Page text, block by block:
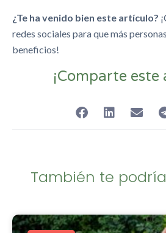
¿Te ha venido bien este artículo?
redes sociales para que más
beneficios!
¡Comparte
También te